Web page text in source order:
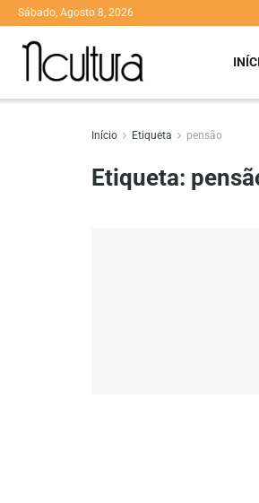
Sábado, Agosto 8, 2026
Início Etiqueta pensão
Etiqueta: